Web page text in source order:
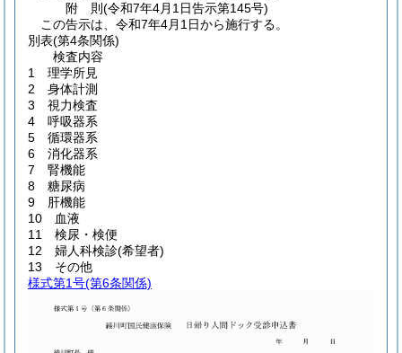
附 則(令和7年4月1日告示第145号)
この告示は、令和7年4月1日から施行する。
別表(第4条関係)
検査内容
1 理学所見
2 身体計測
3 視力検査
4 呼吸器系
5 循環器系
6 消化器系
7 腎機能
8 糖尿病
9 肝機能
10 血液
11 検尿・検便
12 婦人科検診(希望者)
13 その他
様式第1号(第6条関係)